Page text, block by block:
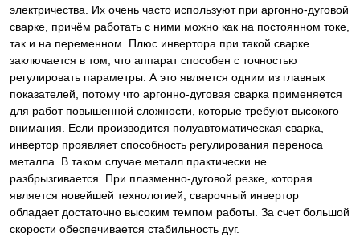
электричества. Их очень часто используют при аргонно-дуговой
сварке, причём работать с ними можно как на постоянном токе,
так и на переменном. Плюс инвертора при такой сварке
заключается в том, что аппарат способен с точностью
регулировать параметры. А это является одним из главных
показателей, потому что аргонно-дуговая сварка применяется
для работ повышенной сложности, которые требуют высокого
внимания. Если производится полуавтоматическая сварка,
инвертор проявляет способность регулирования переноса
металла. В таком случае металл практически не
разбрызгивается. При плазменно-дуговой резке, которая
является новейшей технологией, сварочный инвертор
обладает достаточно высоким темпом работы. За счет большой
скорости обеспечивается стабильность дуг.